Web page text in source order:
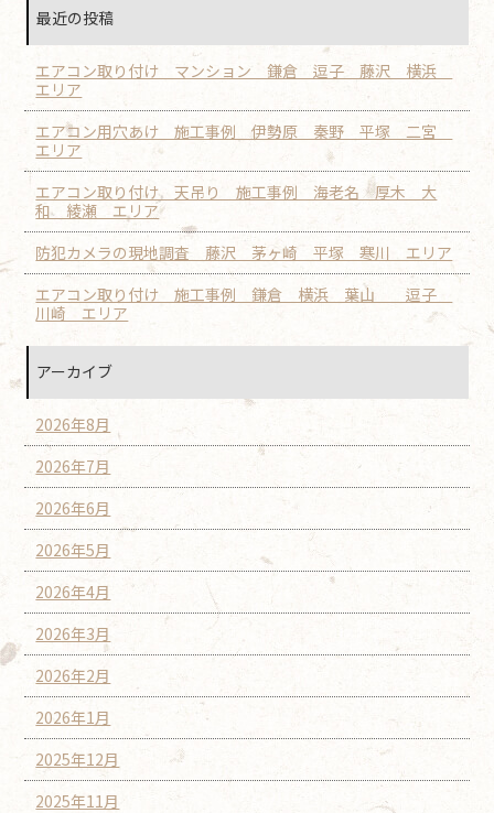
最近の投稿
エアコン取り付け マンション 鎌倉 逗子 藤沢 横浜
エリア
エアコン用穴あけ 施工事例 伊勢原 秦野 平塚 二宮
エリア
エアコン取り付け 天吊り 施工事例 海老名 厚木 大
和 綾瀬 エリア
防犯カメラの現地調査 藤沢 茅ヶ崎 平塚 寒川 エリア
エアコン取り付け 施工事例 鎌倉 横浜 葉山 逗子
川崎 エリア
アーカイブ
2026年8月
2026年7月
2026年6月
2026年5月
2026年4月
2026年3月
2026年2月
2026年1月
2025年12月
2025年11月